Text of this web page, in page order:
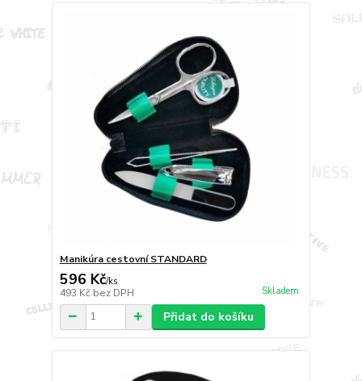
Manikúra cestovní STANDARD
596 Kč/ks
493 Kč bez DPH Skladem
Přidat do košíku